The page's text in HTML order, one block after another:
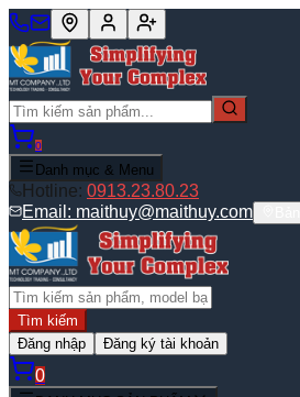
0
Danh mục & Menu
Hotline: 0913.23.80.23
Email: maithuy@maithuy.com
Tìm kiếm
Đăng nhập
Đăng ký tài khoản
0